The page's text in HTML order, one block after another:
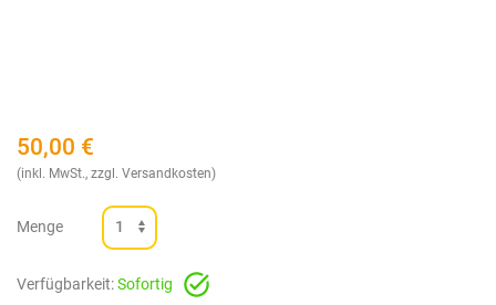
50,00 €
(inkl. MwSt., zzgl. Versandkosten)
Menge
Verfügbarkeit:Sofortig